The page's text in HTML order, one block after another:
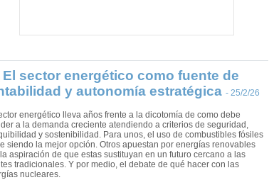
El sector energético como fuente de
y autonomía estratégica - 25/2/26
energético lleva años frente a la dicotomía de como debe
a la demanda creciente atendiendo a criterios de seguridad,
y sostenibilidad. Para unos, el uso de combustibles fósiles
siendo la mejor opción. Otros apuestan por energías renovables
aspiración de que estas sustituyan en un futuro cercano a las
tradicionales. Y por medio, el debate de qué hacer con las
nucleares.